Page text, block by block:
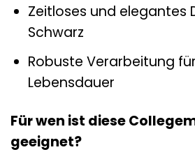
Zeitloses und elegantes
Schwarz
Robuste Verarbeitung
Lebensdauer
Für wen ist diese
geeignet?